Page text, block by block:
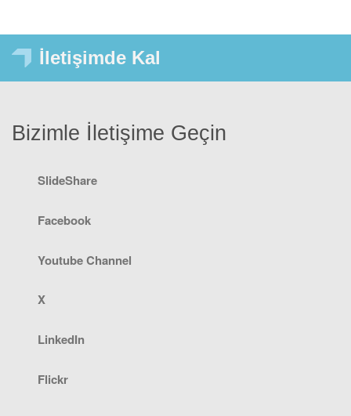
İletişimde Kal
Bizimle İletişime Geçin
SlideShare
Facebook
Youtube Channel
X
LinkedIn
Flickr